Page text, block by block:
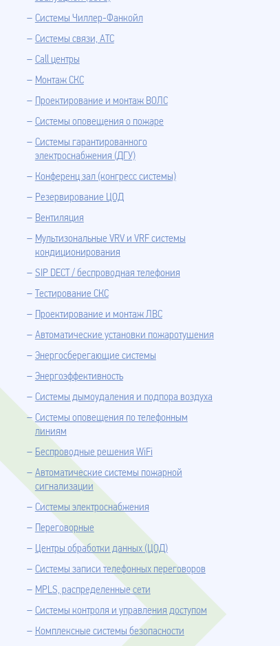
Системы Чиллер-Фанкойл
Системы связи, АТС
Call центры
Монтаж СКС
Проектирование и монтаж ВОЛС
Системы оповещения о пожаре
Системы гарантированного
электроснабжения (ДГУ)
Конференц зал (конгресс системы)
Резервирование ЦОД
Вентиляция
Мультизональные VRV и VRF системы
кондиционирования
SIP DECT / беспроводная телефония
Тестирование СКС
Проектирование и монтаж ЛВС
Автоматические установки пожаротушения
Энергосберегающие системы
Энергоэффективность
Системы дымоудаления и подпора воздуха
Системы оповещения по телефонным
линиям
Беспроводные решения WiFi
Автоматические системы пожарной
сигнализации
Системы электроснабжения
Переговорные
Центры обработки данных (ЦОД)
Системы записи телефонных переговоров
MPLS, распределенные сети
Системы контроля и управления доступом
Комплексные системы безопасности